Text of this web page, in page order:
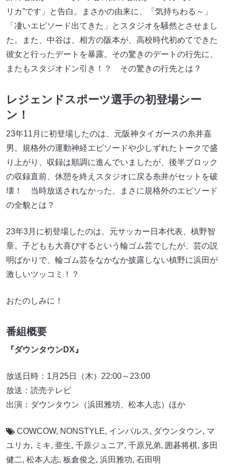
リカ”です」と告白。まさかの由来に、「気持ちわる～」
「凄いエピソード出てきた」とスタジオを騒然とさせまし
た。また、中谷は、相方の阪本が、高校時代初めてできた
彼女と行ったデートを暴露。その驚きのデートの行先に、
またもスタジオドン引き！？ その驚きの行先とは？
レジェンドスポーツ選手の初登場シー
ン！
23年11月に初登場したのは、元阪神タイガースの糸井嘉
男。規格外の運動神経エピソードや少しずれたトークで盛
り上がり、収録は順調に進んでいましたが、後半ブロック
の収録直前、休憩を終えスタジオに戻る糸井がセットを破
壊！ 当時放送されなかった、まさに規格外のエピソード
の全貌とは？
23年3月に初登場したのは、元サッカー日本代表、槙野智
章。子どもも大喜びするという輪ゴム芸でしたが、芸の説
明ばかりで、輪ゴム芸をなかなか披露しない槙野に浜田が
激しいツッコミ！？
おたのしみに！
番組概要
『ダウンタウンDX』
放送日時：1月25日（木）22:00～23:00
放送：読売テレビ
出演：ダウンタウン（浜田雅功、松本人志）ほか
COWCOW, NONSTYLE, インパルス, ダウンタウン, マ
ユリカ, ミキ, 亜生, 千原ジュニア, 千原兄弟, 囲碁将棋, 多田
健二, 松本人志, 板倉俊之, 浜田雅功, 石田明